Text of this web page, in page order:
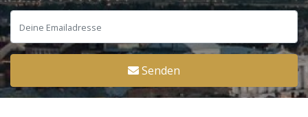
Senden